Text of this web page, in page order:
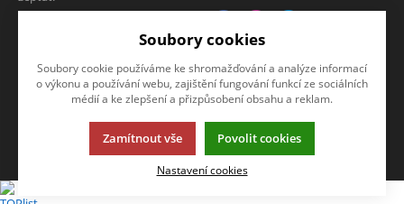
© 2013-2026 Internetový obchod TECAM PCV a.s.
K2 e-shop - První e-shop, který uřídí celou vaši firmu.
Soubory cookies
Soubory cookie používáme ke shromažďování a analýze informací
o výkonu a používání webu, zajištění fungování funkcí ze sociálních
médií a ke zlepšení a přizpůsobení obsahu a reklam.
Zamítnout vše Povolit cookies
Nastavení cookies